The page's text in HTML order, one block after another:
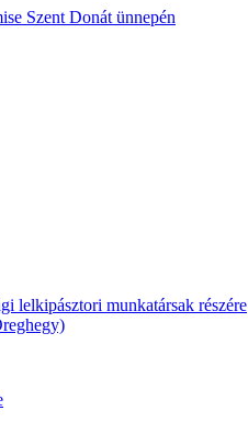
Szent Donát ünnepén
lelkipásztori munkatársak részére